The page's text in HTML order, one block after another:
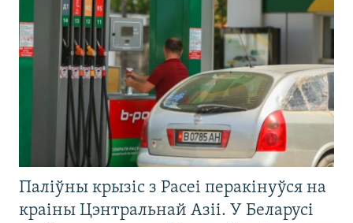
Паліўны крызіс з Расеі перакінуўся на
краіны Цэнтральнай Азіі. У Беларусі